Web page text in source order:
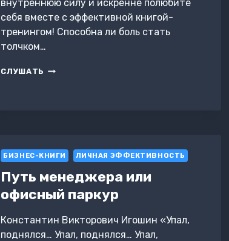
внутреннюю силу и искренне полюбите
себя вместе с эффективной книгой-
тренингом! Способна ли боль стать
толчком…
СЛУШАТЬ ПРИМИ
БИЗНЕС-КНИГИ ЛИЧНАЯ ЭФФЕКТИВНОСТЬ
Путь менеджера или
офисный паркур
Константин Викторович Игошин «Упал,
поднялся… Упал, поднялся… Упал,